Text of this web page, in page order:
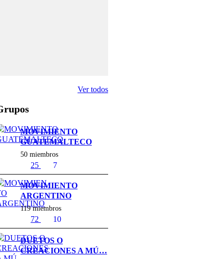
Ver todos
MOVIMIENTO
GUATEMALTECO
50 miembros
25 7
MOVIMIENTO
ARGENTINO
119 miembros
72 10
DUETOS O
CREACIONES A MÚ…